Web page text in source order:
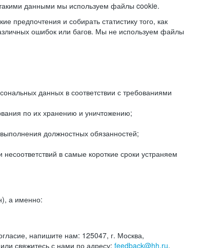
данными мы используем файлы cookie.
предпочтения и собирать статистику того, как
ошибок или багов. Мы не используем файлы
данных в соответствии с требованиями
по их хранению и уничтожению;
должностных обязанностей;
в самые короткие сроки устраняем
а именно:
напишите нам: 125047, г. Москва,
свяжитесь с нами по адресу: feedback@hh.ru,